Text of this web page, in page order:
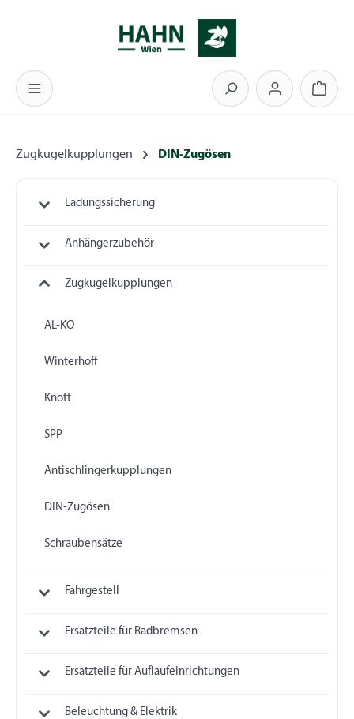
Zugkugelkupplungen DIN-Zugösen
Ladungssicherung
Anhängerzubehör
Zugkugelkupplungen
AL-KO
Winterhoff
Knott
SPP
Antischlingerkupplungen
DIN-Zugösen
Schraubensätze
Fahrgestell
Ersatzteile für Radbremsen
Ersatzteile für Auflaufeinrichtungen
Beleuchtung & Elektrik